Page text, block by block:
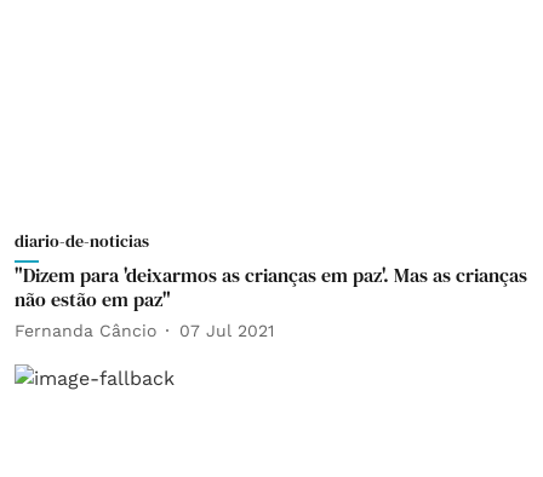
diario-de-noticias
"Dizem para 'deixarmos as crianças em paz'. Mas as crianças
não estão em paz"
Fernanda Câncio 07 Jul 2021